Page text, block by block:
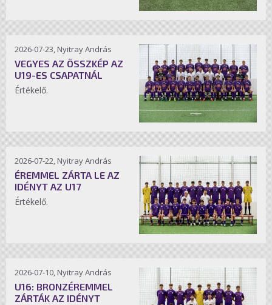
2026-07-23, Nyitray András
VEGYES AZ ÖSSZKÉP AZ
U19-ES CSAPATNÁL
Értékelő.
2026-07-22, Nyitray András
ÉREMMEL ZÁRTA LE AZ
IDÉNYT AZ U17
Értékelő.
2026-07-10, Nyitray András
U16: BRONZÉREMMEL
ZÁRTÁK AZ IDÉNYT